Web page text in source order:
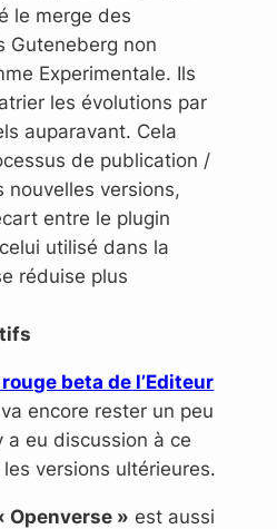
le merge des
Guteneberg non
Experimentale. Ils
les évolutions par
auparavant. Cela
de publication /
nouvelles versions,
entre le plugin
utilisé dans la
réduise plus
beta de l’Editeur
encore rester un peu
a eu discussion à ce
versions ultérieures.
Openverse » est aussi